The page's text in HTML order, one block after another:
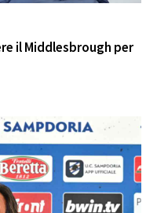
il Middlesbrough per